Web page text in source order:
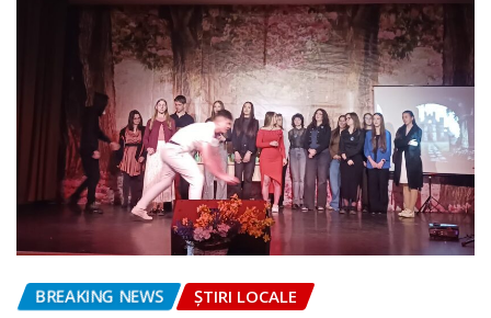
BREAKING NEWS ȘTIRI LOCALE